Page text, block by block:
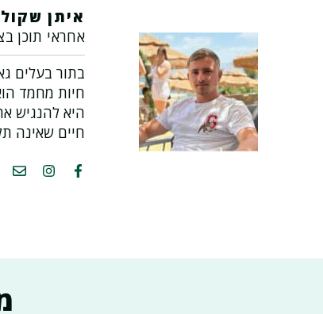
איתן
אחראי תוכן
בתור בעלים
חיות מחמד
היא להנגיש
חיים שאינה